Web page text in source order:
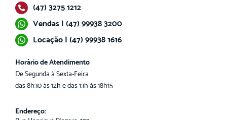
(47) 3275 1212
Vendas | (47) 99938 3200
Locação | (47) 99938 1616
Horário de Atendimento
De Segunda à Sexta-Feira
das 8h30 às 12h e das 13h às 18h15
Endereço: